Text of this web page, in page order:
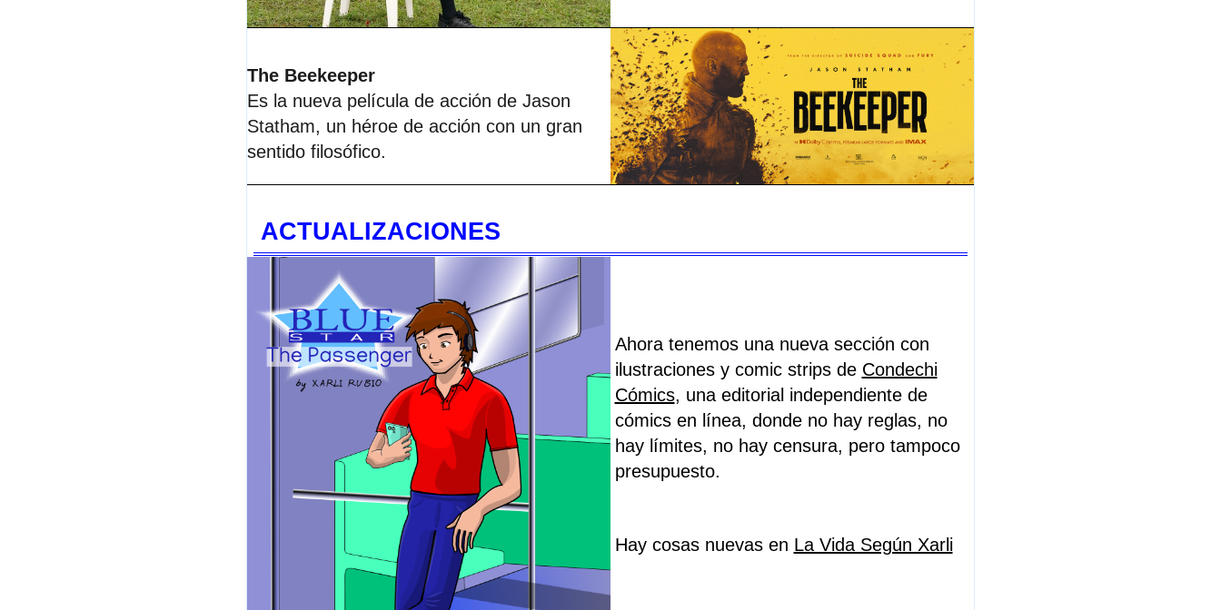
The Beekeeper
Es la nueva película de acción de Jason
Statham, un héroe de acción con un gran
sentido filosófico.
ACTUALIZACIONES
Ahora tenemos una nueva sección con
ilustraciones y comic strips de Condechi
Cómics, una editorial independiente de
cómics en línea, donde no hay reglas, no
hay límites, no hay censura, pero tampoco
presupuesto.
Hay cosas nuevas en La Vida Según Xarli